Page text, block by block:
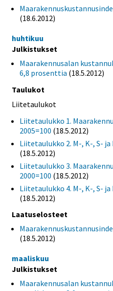
(18.6.2012)
huhtikuu
Julkistukset
Maarakennusalan
6,8 prosenttia (18.5.2012)
Taulukot
Liitetaulukot
Liitetaulukko 1.
2005=100 (18.5.2012)
Liitetaulukko 2. M-, K-, S-
(18.5.2012)
Liitetaulukko 3.
2000=100 (18.5.2012)
Liitetaulukko 4. M-, K-, S-
(18.5.2012)
Laatuselosteet
(18.5.2012)
maaliskuu
Julkistukset
Maarakennusalan